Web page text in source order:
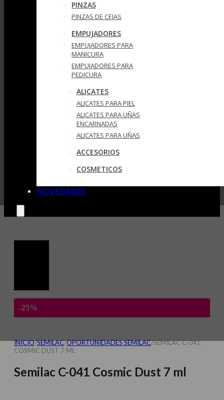
PINZAS
PINZAS DE CEJAS
EMPUJADORES
EMPUJADORES PARA
MANICURA
EMPUJADORES PARA
PEDICURA
ALICATES
ALICATES PARA PIEL
ALICATES PARA UÑAS
ENCARNADAS
ALICATES PARA UÑAS
ACCESORIOS
COSMETICOS
NOVEDADES
-25%
INICIO/SEMILAC/OPORTUNIDADES SEMILAC/SEMILAC C-041
COSMIC DUST 7 ML
Semilac C-041 Cosmic Dust 7 ml